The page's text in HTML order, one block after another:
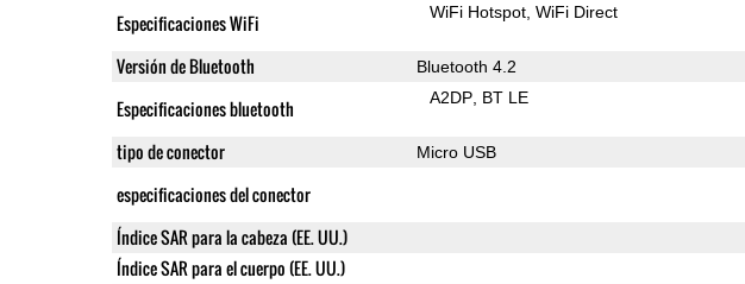
Especificaciones WiFi WiFi Hotspot WiFi Direct
Versión de Bluetooth Bluetooth 4.2
Especificaciones bluetooth A2DP BT LE
tipo de conector Micro USB
especificaciones del conector
Índice SAR para la cabeza (EE. UU.)
Índice SAR para el cuerpo (EE. UU.)